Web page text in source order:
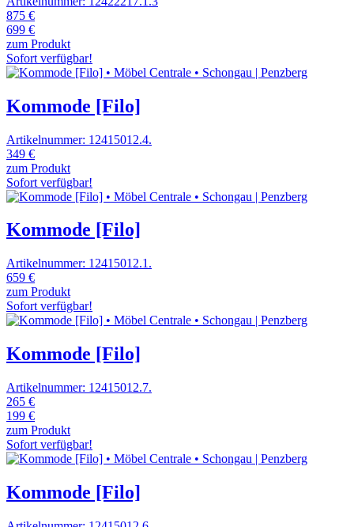
875 €
699 €
zum Produkt
Sofort verfügbar!
Kommode [Filo]
Artikelnummer: 12415012.4.
349 €
zum Produkt
Sofort verfügbar!
Kommode [Filo]
Artikelnummer: 12415012.1.
659 €
zum Produkt
Sofort verfügbar!
Kommode [Filo]
Artikelnummer: 12415012.7.
265 €
199 €
zum Produkt
Sofort verfügbar!
Kommode [Filo]